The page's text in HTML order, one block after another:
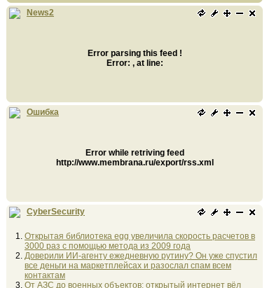
News2
Error parsing this feed !
Error: , at line:
Ошибка
Error while retriving feed
http://www.membrana.ru/export/rss.xml
CyberSecurity
Открытая библиотека egg увеличила скорость расчетов в
3000 раз с помощью метода из 2009 года
Доверили ИИ-агенту ежедневную рутину? Он уже спустил
все деньги на маркетплейсах и разослал спам всем
контактам
От АЗС до военных объектов: открытый интернет вёл